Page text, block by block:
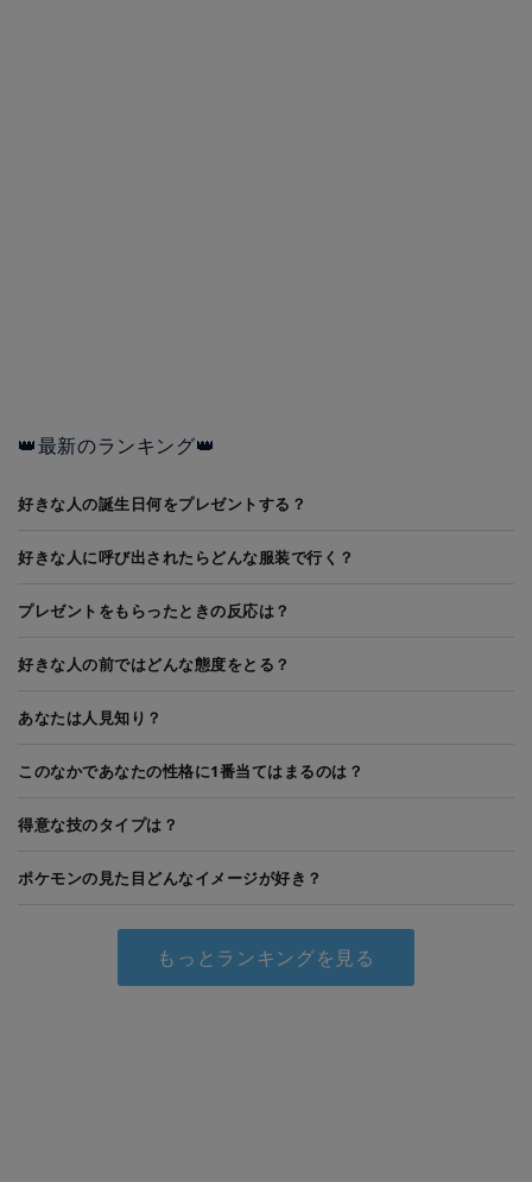
👑最新のランキング👑
好きな人の誕生日何をプレゼントする？
好きな人に呼び出されたらどんな服装で行く？
プレゼントをもらったときの反応は？
好きな人の前ではどんな態度をとる？
あなたは人見知り？
このなかであなたの性格に1番当てはまるのは？
得意な技のタイプは？
ポケモンの見た目どんなイメージが好き？
もっとランキングを見る